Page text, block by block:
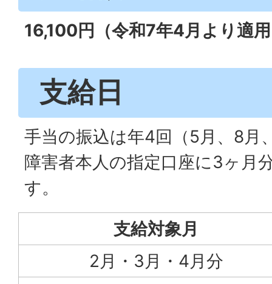
16,100円（令和7年4月より適
支給日
手当の振込は年4回（5月、8月
障害者本人の指定口座に3ヶ月
す。
支給対象月
2月・3月・4月分